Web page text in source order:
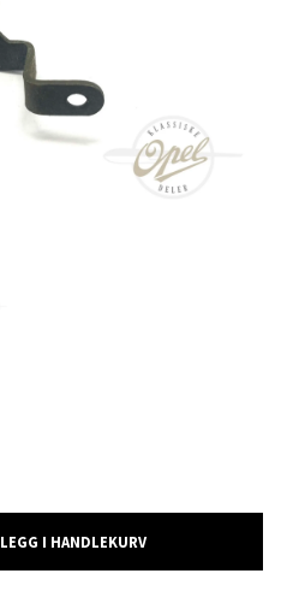
LEGG I HANDLEKURV